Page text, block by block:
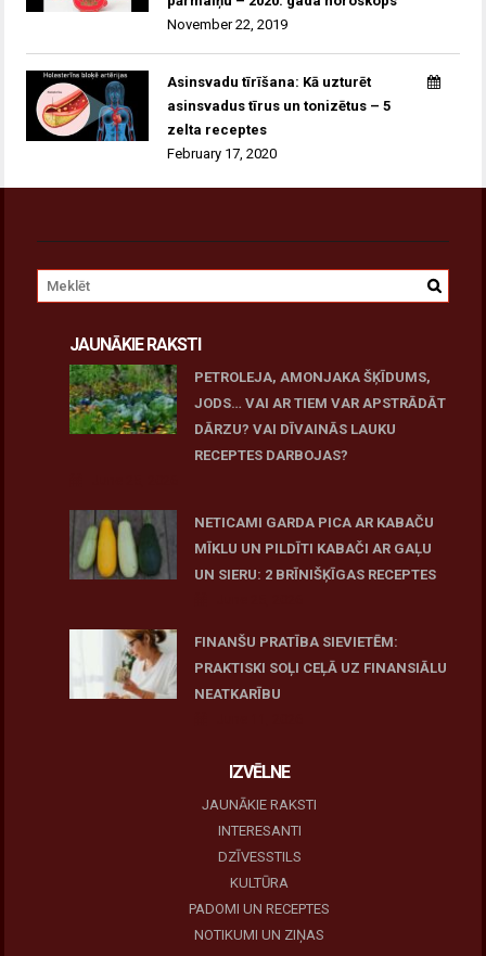
November 22, 2019
Asinsvadu tīrīšana: Kā uzturēt
asinsvadus tīrus un tonizētus – 5
zelta receptes
February 17, 2020
JAUNĀKIE RAKSTI
PETROLEJA, AMONJAKA ŠĶĪDUMS,
JODS… VAI AR TIEM VAR APSTRĀDĀT
DĀRZU? VAI DĪVAINĀS LAUKU
RECEPTES DARBOJAS?
NETICAMI GARDA PICA AR KABAČU
MĪKLU UN PILDĪTI KABAČI AR GAĻU
UN SIERU: 2 BRĪNIŠĶĪGAS RECEPTES
FINANŠU PRATĪBA SIEVIETĒM:
PRAKTISKI SOĻI CEĻĀ UZ FINANSIĀLU
NEATKARĪBU
IZVĒLNE
JAUNĀKIE RAKSTI
INTERESANTI
DZĪVESSTILS
KULTŪRA
PADOMI UN RECEPTES
NOTIKUMI UN ZIŅAS